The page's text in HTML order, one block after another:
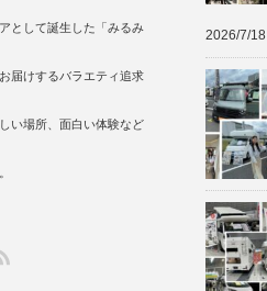
2026/7/18
として誕生した「みるみ
届けするバラエティ追求
い場所、面白い体験など